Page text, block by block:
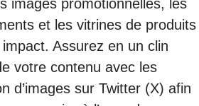
images promotionnelles, les
et les vitrines de produits
Assurez en un clin
votre contenu avec les
d’images sur Twitter (X) afin